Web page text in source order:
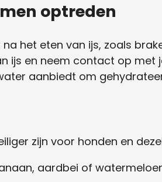
optreden
het eten van ijs, zoals
ijs en neem contact op met
aanbiedt om
zijn voor honden en
aardbei of